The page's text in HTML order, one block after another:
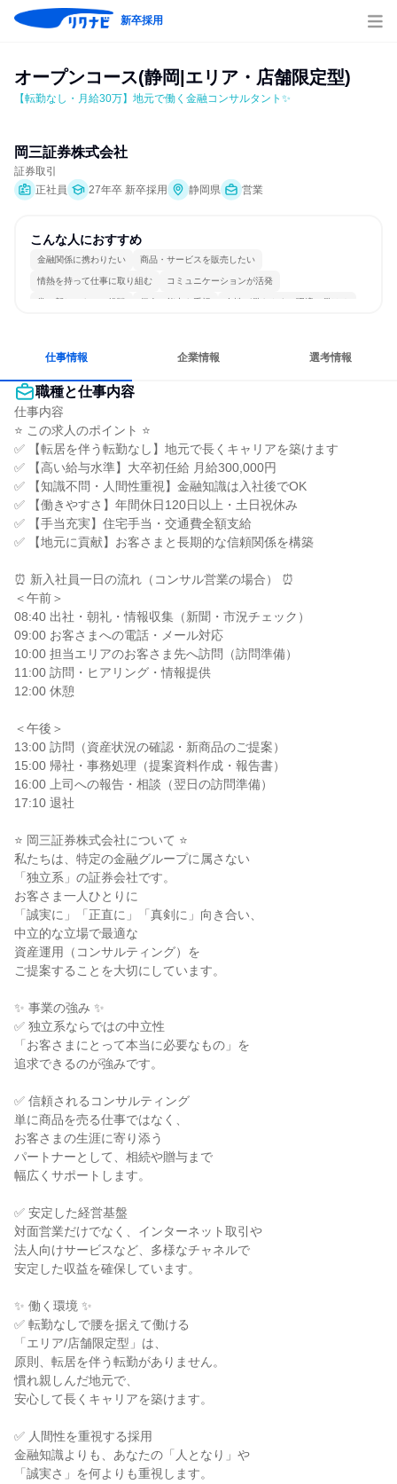
新卒採用
オープンコース(静岡|エリア・店舗限定型)
【転勤なし・月給30万】地元で働く金融コンサルタント✨
岡三証券株式会社
証券取引
正社員
27年卒 新卒採用 静岡県 営業
こんな人におすすめ
金融関係に携わりたい 商品・サービスを販売したい
情熱を持って仕事に取り組む コミュニケーションが活発
常に新しいものに挑戦 個人の能力を重視 女性が働きやすい環境で働ける
仕事情報 企業情報 選考情報
職種と仕事内容
仕事内容
⭐ この求人のポイント ⭐
✅ 【転居を伴う転勤なし】地元で長くキャリアを築けます
✅ 【高い給与水準】大卒初任給 月給300,000円
✅ 【知識不問・人間性重視】金融知識は入社後でOK
✅ 【働きやすさ】年間休日120日以上・土日祝休み
✅ 【手当充実】住宅手当・交通費全額支給
✅ 【地元に貢献】お客さまと長期的な信頼関係を構築
⏰ 新入社員一日の流れ（コンサル営業の場合） ⏰
＜午前＞
08:40 出社・朝礼・情報収集（新聞・市況チェック）
09:00 お客さまへの電話・メール対応
10:00 担当エリアのお客さま先へ訪問（訪問準備）
11:00 訪問・ヒアリング・情報提供
12:00 休憩
＜午後＞
13:00 訪問（資産状況の確認・新商品のご提案）
15:00 帰社・事務処理（提案資料作成・報告書）
16:00 上司への報告・相談（翌日の訪問準備）
17:10 退社
⭐ 岡三証券株式会社について ⭐
私たちは、特定の金融グループに属さない
「独立系」の証券会社です。
お客さま一人ひとりに
「誠実に」「正直に」「真剣に」向き合い、
中立的な立場で最適な
資産運用（コンサルティング）を
ご提案することを大切にしています。
✨ 事業の強み ✨
✅ 独立系ならではの中立性
「お客さまにとって本当に必要なもの」を
追求できるのが強みです。
✅ 信頼されるコンサルティング
単に商品を売る仕事ではなく、
お客さまの生涯に寄り添う
パートナーとして、相続や贈与まで
幅広くサポートします。
✅ 安定した経営基盤
対面営業だけでなく、インターネット取引や
法人向けサービスなど、多様なチャネルで
安定した収益を確保しています。
✨ 働く環境 ✨
✅ 転勤なしで腰を据えて働ける
「エリア/店舗限定型」は、
原則、転居を伴う転勤がありません。
慣れ親しんだ地元で、
安心して長くキャリアを築けます。
✅ 人間性を重視する採用
金融知識よりも、あなたの「人となり」や
「誠実さ」を何よりも重視します。